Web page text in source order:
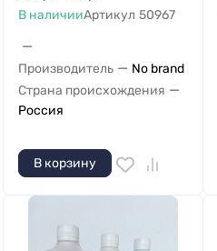
В наличииАртикул 50967
—
Производитель — No brand
Страна происхождения —
Россия
В корзину